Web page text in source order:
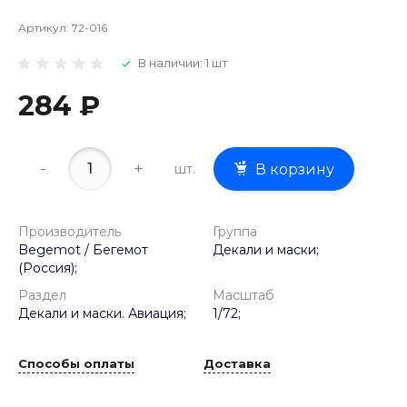
Артикул: 72-016
В наличии: 1 шт
284 ₽
- + шт. В корзину
Производитель
Begemot / Бегемот
(Россия);
Группа
Декали и маски;
Раздел
Декали и маски. Авиация;
Масштаб
1/72;
Способы оплаты Доставка